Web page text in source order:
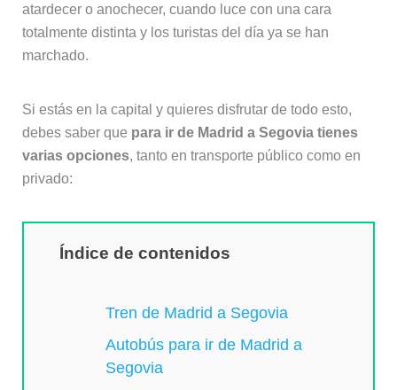
atardecer o anochecer, cuando luce con una cara
totalmente distinta y los turistas del día ya se han
marchado.
Si estás en la capital y quieres disfrutar de todo esto,
debes saber que para ir de Madrid a Segovia tienes
varias opciones, tanto en transporte público como en
privado:
Índice de contenidos
Tren de Madrid a Segovia
Autobús para ir de Madrid a
Segovia